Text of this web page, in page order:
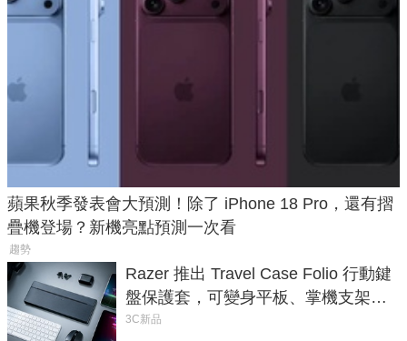
蘋果秋季發表會大預測！除了 iPhone 18 Pro，還有摺
疊機登場？新機亮點預測一次看
趨勢
Razer 推出 Travel Case Folio 行動鍵
盤保護套，可變身平板、掌機支架，
售價 2,090 元
3C新品